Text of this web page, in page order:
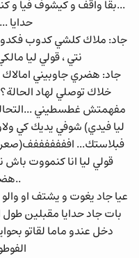
...بقا واقف و كيشوف فيا و
حدايا
جاد: ملاك كلشي كدوب
نتي ، قولي ليا
جاد: هضري جاوبيني
خلاك توصلي لهاد
مفهمتش غطسطيني
ليا فيدي) شوفي يديك كي
فبلاستك...
قولي ليا انا كنمووت
عيا جاد يغوت و يشتف او والو
بات جاد حدايا مقبلين طول
دخل عندو ماما لقاتو